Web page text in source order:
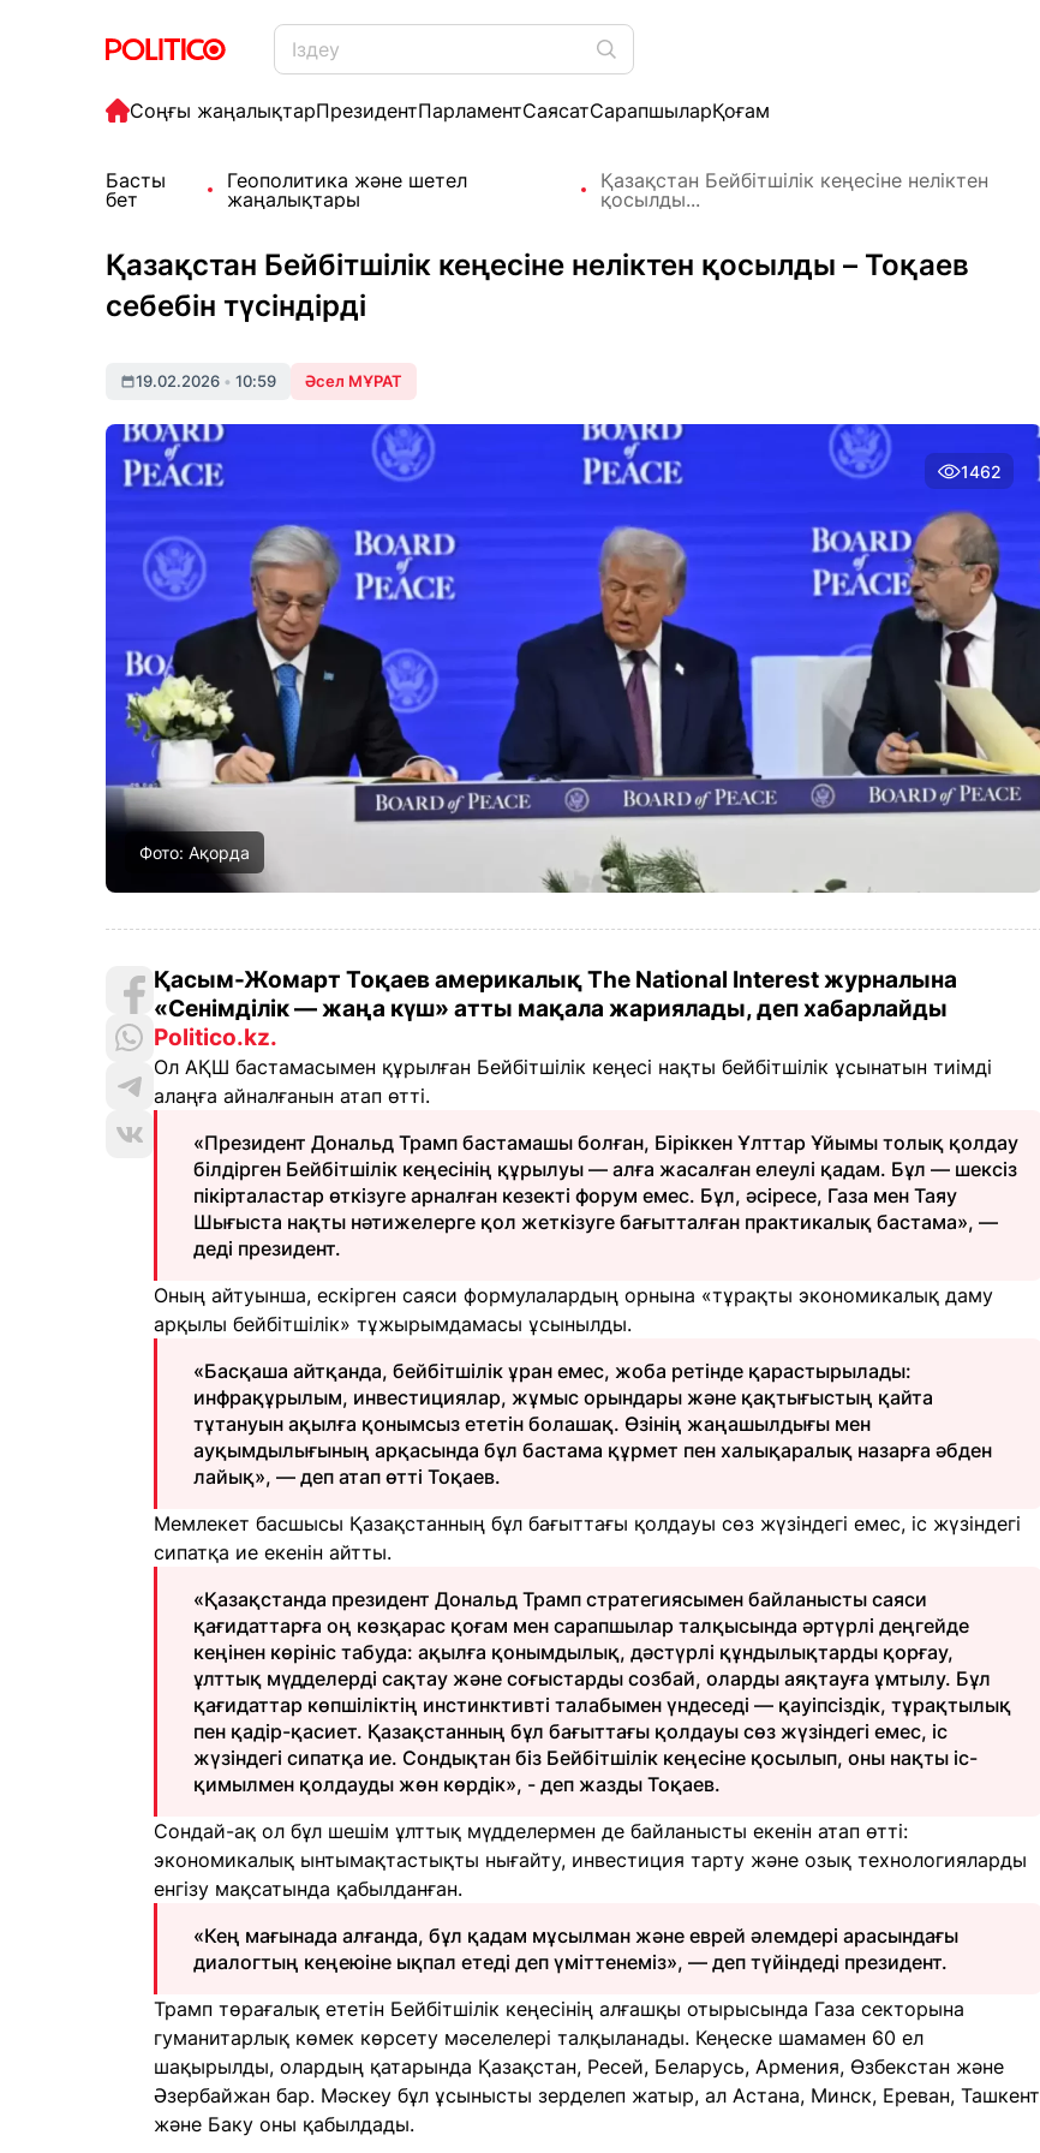
Соңғы жаңалықтарПрезидентПарламентСаясатСарапшыларҚоғам
Басты
бет
Геополитика және шетел
жаңалықтары
Қазақстан Бейбітшілік кеңесіне неліктен
қосылды...
Қазақстан Бейбітшілік кеңесіне неліктен қосылды – Тоқаев
себебін түсіндірді
19.02.2026 • 10:59 Әсел МҰРАТ
1462
Фото: Ақорда
Қасым-Жомарт Тоқаев америкалық The National Interest журналына
«Сенімділік — жаңа күш» атты мақала жариялады, деп хабарлайды
Politico.kz.
Ол АҚШ бастамасымен құрылған Бейбітшілік кеңесі нақты бейбітшілік ұсынатын тиімді
алаңға айналғанын атап өтті.
«Президент Дональд Трамп бастамашы болған, Біріккен Ұлттар Ұйымы толық қолдау
білдірген Бейбітшілік кеңесінің құрылуы — алға жасалған елеулі қадам. Бұл — шексіз
пікірталастар өткізуге арналған кезекті форум емес. Бұл, әсіресе, Газа мен Таяу
Шығыста нақты нәтижелерге қол жеткізуге бағытталған практикалық бастама», —
деді президент.
Оның айтуынша, ескірген саяси формулалардың орнына «тұрақты экономикалық даму
арқылы бейбітшілік» тұжырымдамасы ұсынылды.
«Басқаша айтқанда, бейбітшілік ұран емес, жоба ретінде қарастырылады:
инфрақұрылым, инвестициялар, жұмыс орындары және қақтығыстың қайта
тұтануын ақылға қонымсыз ететін болашақ. Өзінің жаңашылдығы мен
ауқымдылығының арқасында бұл бастама құрмет пен халықаралық назарға әбден
лайық», — деп атап өтті Тоқаев.
Мемлекет басшысы Қазақстанның бұл бағыттағы қолдауы сөз жүзіндегі емес, іс жүзіндегі
сипатқа ие екенін айтты.
«Қазақстанда президент Дональд Трамп стратегиясымен байланысты саяси
қағидаттарға оң көзқарас қоғам мен сарапшылар талқысында әртүрлі деңгейде
кеңінен көрініс табуда: ақылға қонымдылық, дәстүрлі құндылықтарды қорғау,
ұлттық мүдделерді сақтау және соғыстарды созбай, оларды аяқтауға ұмтылу. Бұл
қағидаттар көпшіліктің инстинктивті талабымен үндеседі — қауіпсіздік, тұрақтылық
пен қадір-қасиет. Қазақстанның бұл бағыттағы қолдауы сөз жүзіндегі емес, іс
жүзіндегі сипатқа ие. Сондықтан біз Бейбітшілік кеңесіне қосылып, оны нақты іс-
қимылмен қолдауды жөн көрдік», - деп жазды Тоқаев.
Сондай-ақ ол бұл шешім ұлттық мүдделермен де байланысты екенін атап өтті:
экономикалық ынтымақтастықты нығайту, инвестиция тарту және озық технологияларды
енгізу мақсатында қабылданған.
«Кең мағынада алғанда, бұл қадам мұсылман және еврей әлемдері арасындағы
диалогтың кеңеюіне ықпал етеді деп үміттенеміз», — деп түйіндеді президент.
Трамп төрағалық ететін Бейбітшілік кеңесінің алғашқы отырысында Газа секторына
гуманитарлық көмек көрсету мәселелері талқыланады. Кеңеске шамамен 60 ел
шақырылды, олардың қатарында Қазақстан, Ресей, Беларусь, Армения, Өзбекстан және
Әзербайжан бар. Мәскеу бұл ұсынысты зерделеп жатыр, ал Астана, Минск, Ереван, Ташкент
және Баку оны қабылдады.